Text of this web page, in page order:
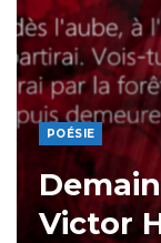
POÉSIE
Victor